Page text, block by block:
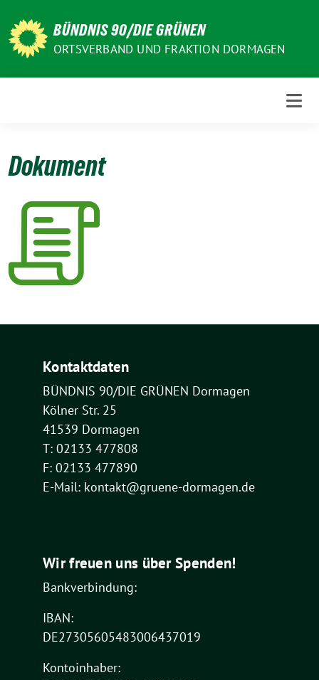
zum
Inhalt
BÜNDNIS 90/DIE GRÜNEN
ORTSVERBAND UND FRAKTION DORMAGEN
Dokument
Kontaktdaten
BÜNDNIS 90/DIE GRÜNEN Dormagen
Kölner Str. 25
41539 Dormagen
T: 02133 477808
F: 02133 477890
E-Mail: kontakt@gruene-dormagen.de
Wir freuen uns über Spenden!
Bankverbindung:
IBAN:
DE27305605483006437019
Kontoinhaber: